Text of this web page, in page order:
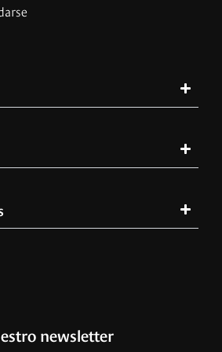
newsletter